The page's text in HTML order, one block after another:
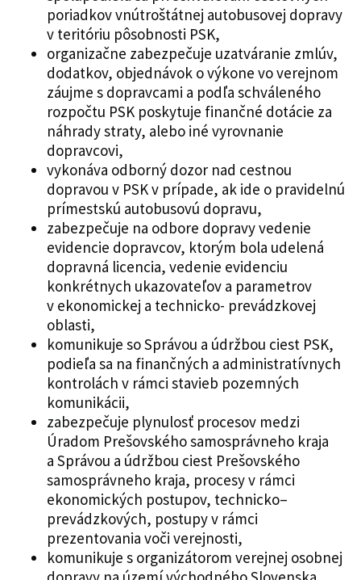
poriadkov vnútroštátnej autobusovej dopravy
v teritóriu pôsobnosti PSK,
organizačne zabezpečuje uzatváranie zmlúv,
dodatkov, objednávok o výkone vo verejnom
záujme s dopravcami a podľa schváleného
rozpočtu PSK poskytuje finančné dotácie za
náhrady straty, alebo iné vyrovnanie
dopravcovi,
vykonáva odborný dozor nad cestnou
dopravou v PSK v prípade, ak ide o pravidelnú
prímestskú autobusovú dopravu,
zabezpečuje na odbore dopravy vedenie
evidencie dopravcov, ktorým bola udelená
dopravná licencia, vedenie evidenciu
konkrétnych ukazovateľov a parametrov
v ekonomickej a technicko- prevádzkovej
oblasti,
komunikuje so Správou a údržbou ciest PSK,
podieľa sa na finančných a administratívnych
kontrolách v rámci stavieb pozemných
komunikácii,
zabezpečuje plynulosť procesov medzi
Úradom Prešovského samosprávneho kraja
a Správou a údržbou ciest Prešovského
samosprávneho kraja, procesy v rámci
ekonomických postupov, technicko–
prevádzkových, postupy v rámci
prezentovania voči verejnosti,
komunikuje s organizátorom verejnej osobnej